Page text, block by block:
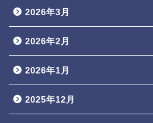
2026年3月
2026年2月
2026年1月
2025年12月